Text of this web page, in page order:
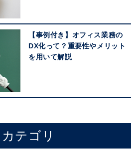
【事例付き】オフィス業務の
DX化って？重要性やメリット
を用いて解説
カテゴリ